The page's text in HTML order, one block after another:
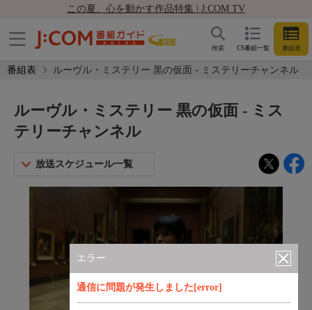
この夏、心を動かす作品特集 | J:COM TV
CS番組一覧 番組表
検索
番組表 ルーヴル・ミステリー 黒の仮面 - ミステリーチャンネル
エラー
通信に問題が発生しました[error]
ルーヴル・ミステリー 黒の仮面 - ミス
テリーチャンネル
放送スケジュール一覧